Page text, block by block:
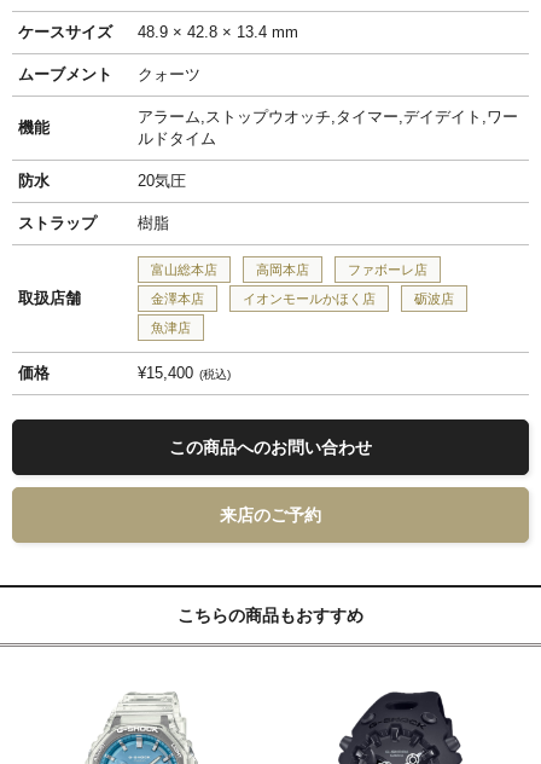
ケースサイズ 48.9 × 42.8 × 13.4 mm
ムーブメント クォーツ
機能
アラーム,ストップウオッチ,タイマー,デイデイト,ワー
ルドタイム
防水 20気圧
ストラップ 樹脂
取扱店舗
富山総本店 高岡本店
ファボーレ店
金澤本店
イオンモールかほく店
砺波店
魚津店
価格 ¥15,400 税込
この商品へのお問い合わせ
来店のご予約
こちらの商品もおすすめ